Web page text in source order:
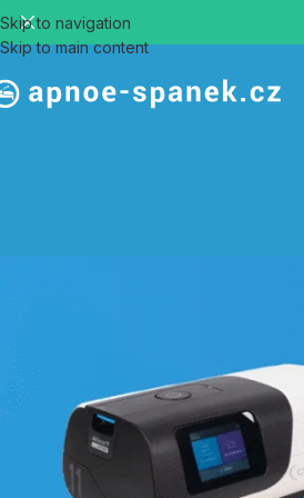
Skip to navigation
Skip to main content
or email address*